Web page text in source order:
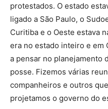
protestados. O estado
ligado a São Paulo, o
Curitiba e o Oeste estava
era no estado inteiro e em
a pensar no planejamento
posse. Fizemos várias
companheiros e outros
projetamos o governo do